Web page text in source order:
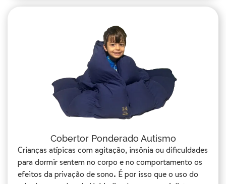
Cobertor Ponderado Autismo
Crianças atípicas com agitação, insônia ou dificuldades
para dormir sentem no corpo e no comportamento os
efeitos da privação de sono. É por isso que o uso do